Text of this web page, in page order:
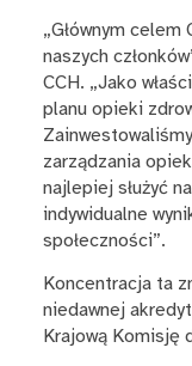
„Głównym
naszych
CCH. „Jako
planu opieki
zarządzania
najlepiej służyć
indywidualne
społeczności”.
Koncentracja ta
niedawnej
Krajową Komisję